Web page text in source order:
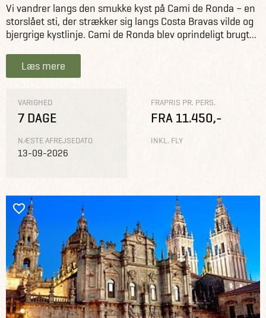
Vi vandrer langs den smukke kyst på Cami de Ronda – en
storslået sti, der strækker sig langs Costa Bravas vilde og
bjergrige kystlinje. Cami de Ronda blev oprindeligt brugt...
Læs mere
VARIGHED
7 DAGE
NÆSTE AFREJSEDATO
13-09-2026
FRAPRIS PR. PERS.
FRA 11.450,-
INKL. FLY